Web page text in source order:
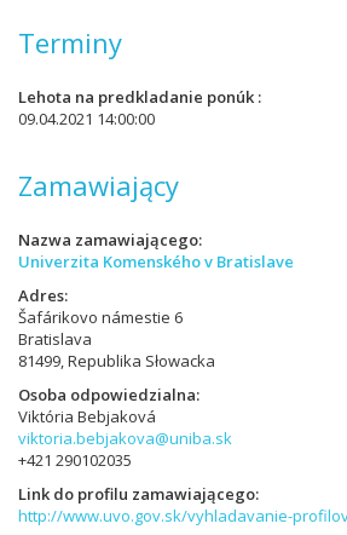
Terminy
Lehota na predkladanie ponúk
09.04.2021 14:00:00
Zamawiający
Nazwa zamawiającego
Univerzita Komenského v Bratislave
Adres
Šafárikovo námestie 6
Bratislava
81499, Republika Słowacka
Osoba odpowiedzialna
Viktória Bebjaková
viktoria.bebjakova@uniba.sk
+421 290102035
Link do profilu zamawiającego
http://www.uvo.gov.sk/vyhladavanie-